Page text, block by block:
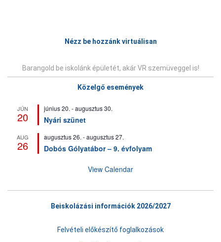
Nézz be hozzánk virtuálisan
Barangold be iskolánk épületét, akár VR szemüveggel is!
Közelgő események
JÚN
20
június 20. -augusztus 30.
Nyári szünet
AUG
26
augusztus 26. -augusztus 27.
Dobós Gólyatábor – 9. évfolyam
View Calendar
Beiskolázási információk 2026/2027
Felvételi előkészítő foglalkozások